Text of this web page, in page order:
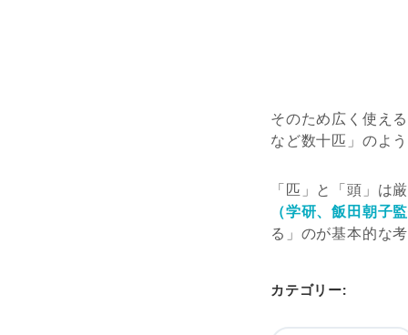
そのため広く使え
など数十匹」 のよ
「匹」と「頭」は
（学研、飯田朝子監
る」のが基本的な
カテゴリー: